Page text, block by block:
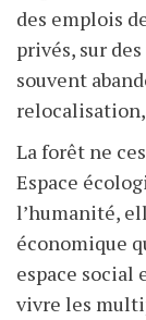
des emplois
privés, sur
souvent
La forêt ne
Espace
l’humanité,
économique
espace social
vivre les